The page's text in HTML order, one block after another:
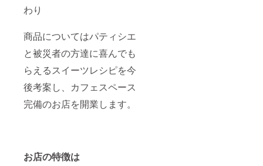
わり
商品についてはパティシエ
と被災者の方達に喜んでも
らえるスイーツレシピを今
後考案し、カフェスペース
完備のお店を開業します。
お店の特徴は